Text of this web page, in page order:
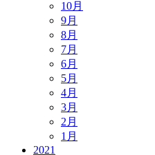
10月
9月
8月
7月
6月
5月
4月
3月
2月
1月
2021